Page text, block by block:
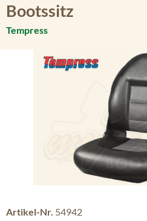
Bootssitz
Tempress
Bildergalerie überspringen
Artikel-Nr. 54942